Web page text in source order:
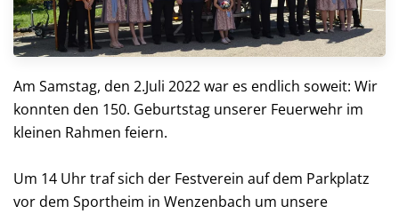
Am Samstag, den 2.Juli 2022 war es endlich soweit: Wir
konnten den 150. Geburtstag unserer Feuerwehr im
kleinen Rahmen feiern.
Um 14 Uhr traf sich der Festverein auf dem Parkplatz
vor dem Sportheim in Wenzenbach um unsere